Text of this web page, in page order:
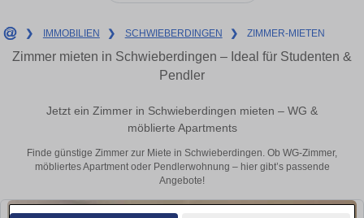
❯ IMMOBILIEN ❯ SCHWIEBERDINGEN ❯ ZIMMER-MIETEN
Zimmer mieten in Schwieberdingen – Ideal für Studenten &
Pendler
Jetzt ein Zimmer in Schwieberdingen mieten – WG &
möblierte Apartments
Finde günstige Zimmer zur Miete in Schwieberdingen. Ob WG-Zimmer,
möbliertes Apartment oder Pendlerwohnung – hier gibt’s passende
Angebote!